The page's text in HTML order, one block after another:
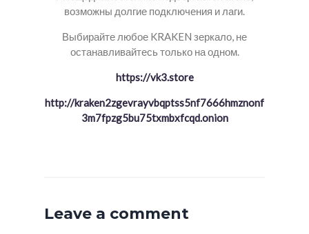
возможны долгие подключения и лаги.
Выбирайте любое KRAKEN зеркало, не
останавливайтесь только на одном.
https://vk3.store
http://kraken2zgevrayvbqptss5nf7666hmznonf
3m7fpzg5bu75txmbxfcqd.onion
Leave a comment